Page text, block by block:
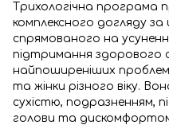
Трихологічна програма
комплексного догляду
спрямованого на
підтримання здорового
найпоширеніших
та жінки різного віку.
сухістю, подразненням,
голови та